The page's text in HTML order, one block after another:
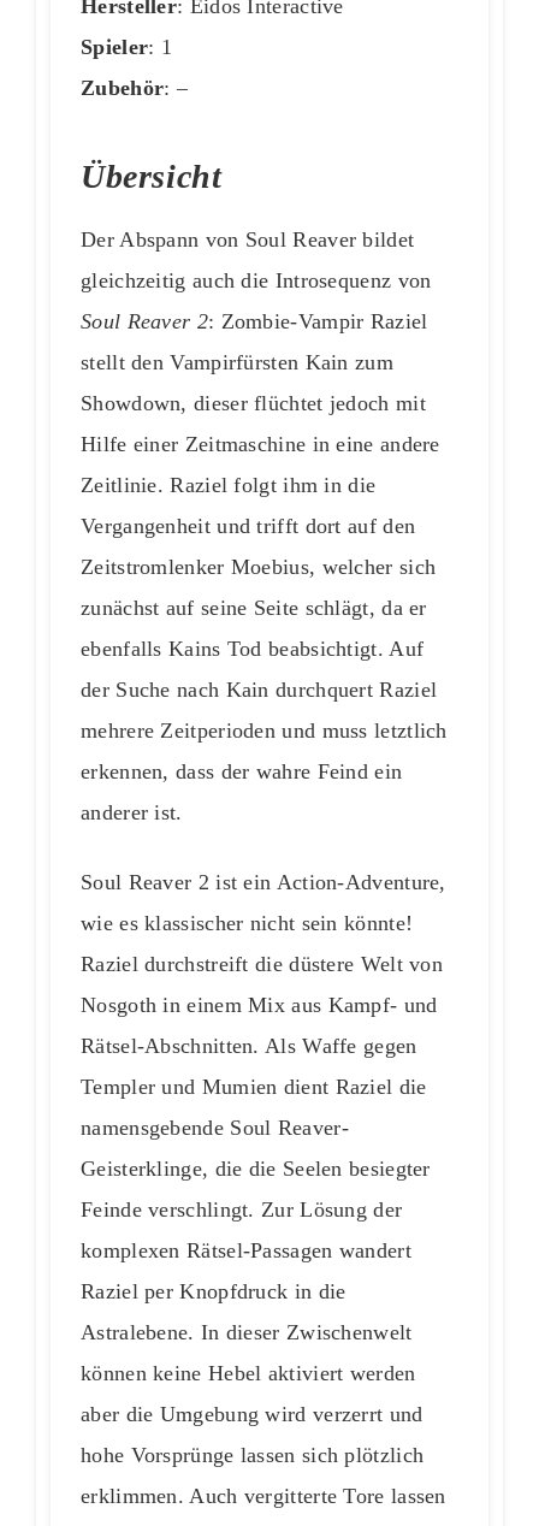
Hersteller: Eidos Interactive
Spieler: 1
Zubehör: –
Übersicht
Der Abspann von Soul Reaver bildet
gleichzeitig auch die Introsequenz von
Soul Reaver 2: Zombie-Vampir Raziel
stellt den Vampirfürsten Kain zum
Showdown, dieser flüchtet jedoch mit
Hilfe einer Zeitmaschine in eine andere
Zeitlinie. Raziel folgt ihm in die
Vergangenheit und trifft dort auf den
Zeitstromlenker Moebius, welcher sich
zunächst auf seine Seite schlägt, da er
ebenfalls Kains Tod beabsichtigt. Auf
der Suche nach Kain durchquert Raziel
mehrere Zeitperioden und muss letztlich
erkennen, dass der wahre Feind ein
anderer ist.
Soul Reaver 2 ist ein Action-Adventure,
wie es klassischer nicht sein könnte!
Raziel durchstreift die düstere Welt von
Nosgoth in einem Mix aus Kampf- und
Rätsel-Abschnitten. Als Waffe gegen
Templer und Mumien dient Raziel die
namensgebende Soul Reaver-
Geisterklinge, die die Seelen besiegter
Feinde verschlingt. Zur Lösung der
komplexen Rätsel-Passagen wandert
Raziel per Knopfdruck in die
Astralebene. In dieser Zwischenwelt
können keine Hebel aktiviert werden
aber die Umgebung wird verzerrt und
hohe Vorsprünge lassen sich plötzlich
erklimmen. Auch vergitterte Tore lassen